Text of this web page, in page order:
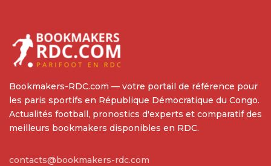
Bookmakers-RDC.com — votre portail de référence pour
les paris sportifs en République Démocratique du Congo.
Actualités football, pronostics d'experts et comparatif des
meilleurs bookmakers disponibles en RDC.
contacts@bookmakers-rdc.com